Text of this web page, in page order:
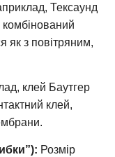
Тексаунд
як з повітряним,
клей Баутгер
клей,
Розмір